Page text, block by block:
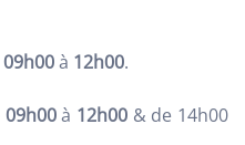
09h00à 12h00.
09h00à 12h00& de 14h00